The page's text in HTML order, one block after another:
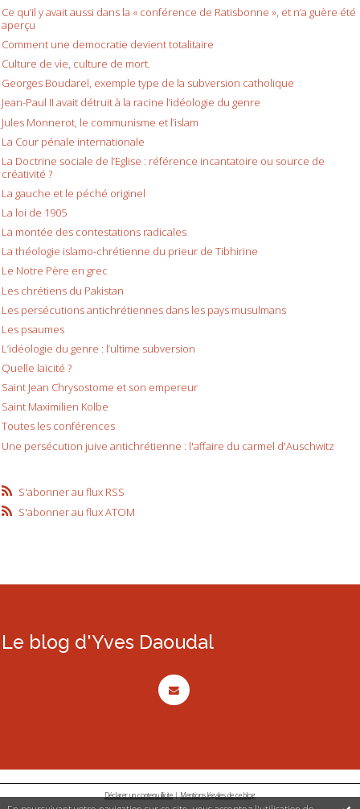
Ce qu’il y avait aussi dans la « conférence de Ratisbonne », et n’a guère été
aperçu
Comment une democratie devient totalitaire
Culture de vie, culture de mort.
Georges Boudarel, exemple type de la subversion catholique
Jean-Paul II avait détruit à la racine l’idéologie du genre
Jules Monnerot, le communisme et l’islam
La Cour pénale internationale
La Doctrine sociale de l’Eglise : référence incantatoire ou source de
créativité ?
La gauche et le péché originel
La loi de 1905
La montée des contestations radicales
La théologie islamo-chrétienne du prieur de Tibhirine
Le Notre Père en grec
Les chrétiens du Pakistan
Les persécutions antichrétiennes dans les pays musulmans
Les psaumes
L’idéologie du genre : l’ultime subversion
Quelle laïcité ?
Saint Jean Chrysostome et son empereur
Saint Maximilien Kolbe
Toutes les conférences
Une persécution juive antichrétienne : l'affaire du carmel d'Auschwitz
S'abonner au flux RSS
S'abonner au flux ATOM
Le blog d'Yves Daoudal
Déclarer un contenu illicite | Mentions légales de ce blog